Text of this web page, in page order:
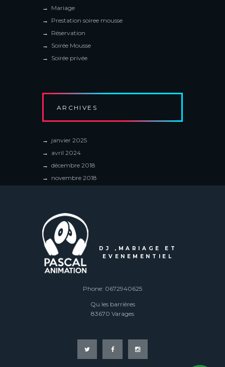
Mariage
Prestation soiree mousse
Réservation
Soirée Mousse
Soirée privée
ARCHIVES
janvier 2025
avril 2024
décembre 2018
novembre 2018
Qu les barrières
83670 Varages
DJ ,MARIAGE ET
EVENEMENTIEL
Phone: 0672940625